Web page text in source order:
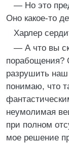
— Но это
Оно какое-то
Харлер
— А что вы
порабощения?
разрушить
понимаю, что
неумолимая
при полном
мое решение